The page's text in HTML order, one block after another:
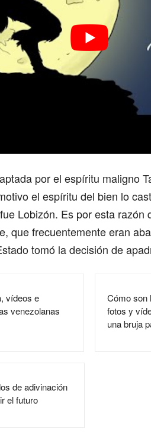
por el espíritu maligno
el espíritu del bien lo
Lobizón. Es por esta razón
que frecuentemente eran
tomó la decisión de
vídeos e
venezolanas
Cómo son
fotos y
una bruja
de adivinación
el futuro